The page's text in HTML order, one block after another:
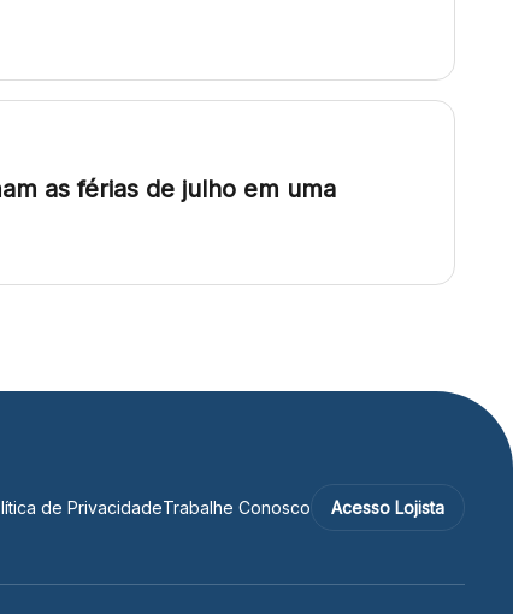
as férias de julho em uma
de PrivacidadeTrabalhe Conosco Acesso Lojista